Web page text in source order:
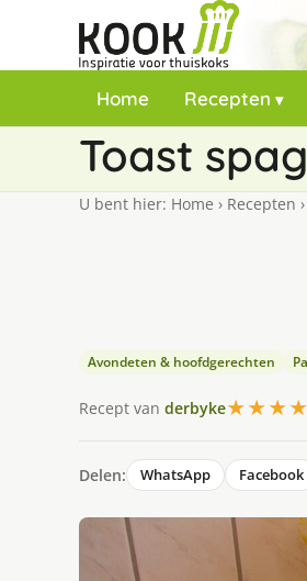
Home Recepten
Toast
U bent hier: Home › Recepten ›
Avondeten & hoofdgerechten
Recept van derbyke
Delen: WhatsApp Facebook